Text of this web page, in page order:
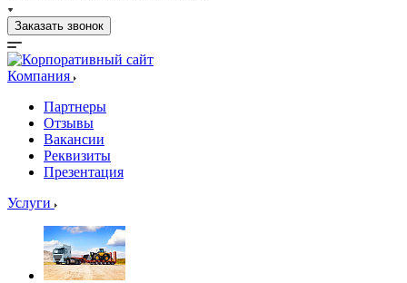
Заказать звонок
Компания
Партнеры
Отзывы
Вакансии
Реквизиты
Презентация
Услуги